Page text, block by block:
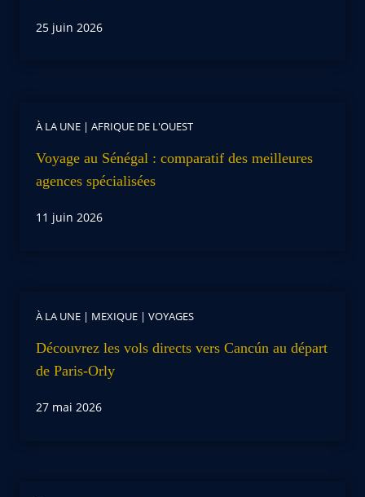
25 juin 2026
À LA UNE | AFRIQUE DE L'OUEST
Voyage au Sénégal : comparatif des meilleures
agences spécialisées
11 juin 2026
À LA UNE | MEXIQUE | VOYAGES
Découvrez les vols directs vers Cancún au départ
de Paris-Orly
27 mai 2026